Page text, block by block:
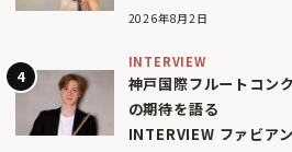
2026年8月2日
INTERVIEW
神戸国際フルートコン
の期待を語る
INTERVIEW ファビア